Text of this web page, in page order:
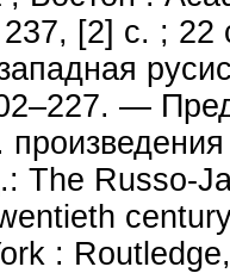
[2] с. ;
—
The Russo-
: